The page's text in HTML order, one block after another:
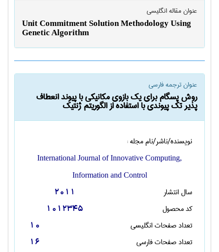
عنوان مقاله انگليسی
Unit Commitment Solution Methodology Using
Genetic Algorithm
عنوان ترجمه فارسی
روش پسگام برای یک بازوی مکانیکی با پیوند انعطاف
پذیر تک پیوندی با استفاده از الگوریتم ژنتیک
نویسنده/ناشر/نام مجله :
International Journal of Innovative Computing,
Information and Control
سال انتشار 2011
کد محصول 1012345
تعداد صفحات انگليسی 10
تعداد صفحات فارسی 16